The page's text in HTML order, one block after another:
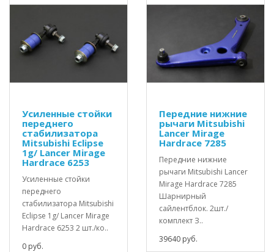
Усиленные стойки
переднего
стабилизатора
Mitsubishi Eclipse
1g/ Lancer Mirage
Hardrace 6253
Усиленные стойки
переднего
стабилизатора Mitsubishi
Eclipse 1g/ Lancer Mirage
Hardrace 6253 2 шт./ко..
0 руб.
Передние нижние
рычаги Mitsubishi
Lancer Mirage
Hardrace 7285
Передние нижние
рычаги Mitsubishi Lancer
Mirage Hardrace 7285
Шарнирный
сайлентблок. 2шт./
комплект З..
39640 руб.